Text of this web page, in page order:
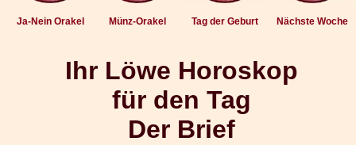
Ja-Nein Orakel Münz-Orakel Tag der Geburt Nächste Woche
Ihr Löwe Horoskop
für den Tag
Der Brief